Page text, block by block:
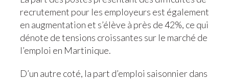
recrutement pour les employeurs est également
en augmentation et s’élève à près de 42%, ce qui
dénote de tensions croissantes sur le marché de
l’emploi en Martinique.
D’un autre coté, la part d’emploi saisonnier dans